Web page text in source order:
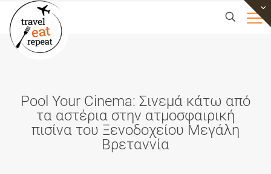
Pool Your Cinema: Σινεμά κάτω από
τα αστέρια στην ατμοσφαιρική
πισίνα του Ξενοδοχείου Μεγάλη
Βρεταννία